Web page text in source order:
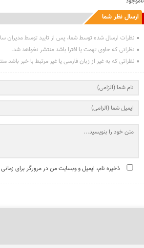
ارسال نظر شما
نظرات ارسال شده توسط شما، پس از تایید توسط مدیران
نظراتی که حاوی تهمت یا افترا باشد منتشر نخواهد شد.
نظراتی که به غیر از زبان فارسی یا غیر مرتبط با خبر باشد
ذخیره نام، ایمیل و وبسایت من در مرورگر برای